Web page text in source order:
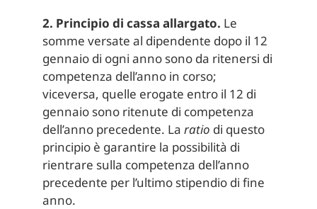
2. Principio di cassa allargato. Le
somme versate al dipendente dopo il 12
gennaio di ogni anno sono da ritenersi di
competenza dell’anno in corso;
viceversa, quelle erogate entro il 12 di
gennaio sono ritenute di competenza
dell’anno precedente. La ratio di questo
principio è garantire la possibilità di
rientrare sulla competenza dell’anno
precedente per l’ultimo stipendio di fine
anno.